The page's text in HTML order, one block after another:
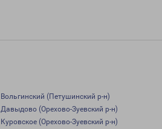
Вольгинский (Петушинский р-н)
Давыдово (Орехово-Зуевский р-н)
Куровское (Орехово-Зуевский р-н)